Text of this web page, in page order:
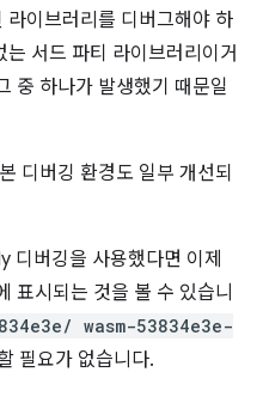
라이브러리를 디버그해야 하
서드 파티 라이브러리이거
중 하나가 발생했기 때문일
디버깅 환경도 일부 개선되
디버깅을 사용했다면 이제
표시되는 것을 볼 수 있습니
wasm-53834e3e-
필요가 없습니다.